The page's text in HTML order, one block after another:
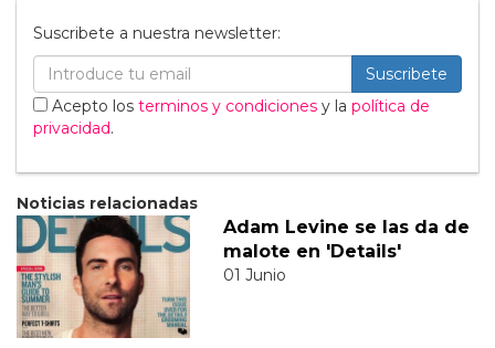
Suscribete a nuestra newsletter:
Suscribete
Acepto los terminos y condiciones y la política de
privacidad.
Noticias relacionadas
Adam Levine se las da de
malote en 'Details'
01 Junio